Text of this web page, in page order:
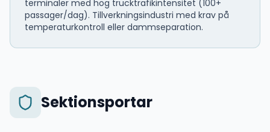
terminaler med hög trucktrafikintensitet (100+
passager/dag). Tillverkningsindustri med krav på
temperaturkontroll eller damm­separation.
Sektionsportar